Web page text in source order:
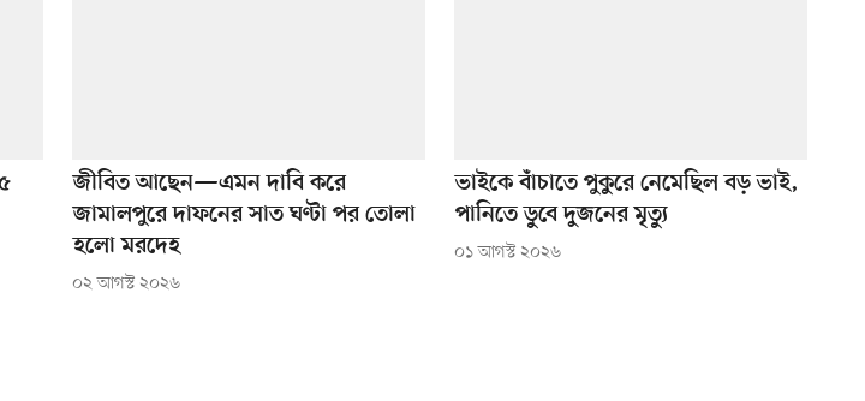
জীবিত আছেন—এমন দাবি করে
জামালপুরে দাফনের সাত ঘণ্টা পর তোলা
হলো মরদেহ
০২ আগস্ট ২০২৬
ভাইকে বাঁচাতে পুকুরে নেমেছিল বড় ভাই,
পানিতে ডুবে দুজনের মৃত্যু
০১ আগস্ট ২০২৬